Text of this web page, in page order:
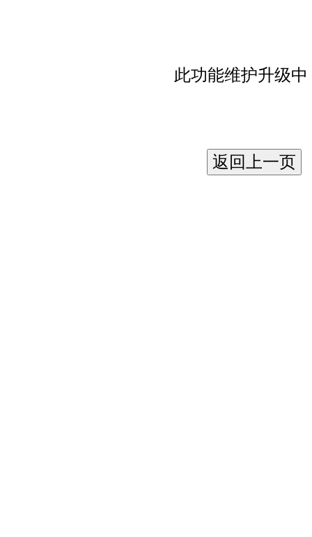
此功能维护升级